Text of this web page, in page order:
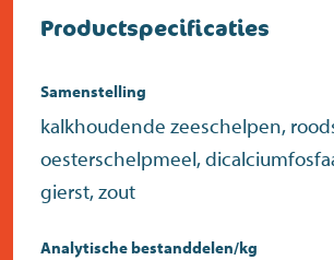
Productspecificaties
Samenstelling
kalkhoudende zeeschelpen,
oesterschelpmeel,
gierst, zout
Analytische bestanddelen/kg